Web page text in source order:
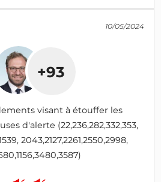
10/05/2024
+93
visant à étouffer les
d'alerte (22,236,282,332,353,
2043,2127,2261,2550,2998,